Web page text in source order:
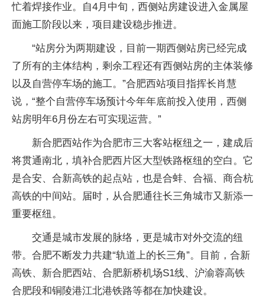
忙着焊接作业。自4月中旬，西侧站房建设进入金属屋
面施工阶段以来，项目建设稳步推进。
“站房分为两期建设，目前一期西侧站房已经完成
了所有的主体结构，剩余工程还有西侧站房的主体装修
以及自营停车场的施工。”合肥西站项目指挥长肖慧
说，“整个自营停车场预计今年年底前投入使用，西侧
站房明年6月份左右可实现运营。”
新合肥西站作为合肥市三大客站枢纽之一，建成后
将贯通南北，填补合肥西片区大型铁路枢纽的空白。它
是合安、合新高铁的起点站，也是合蚌、合福、商合杭
高铁的中间站。届时，从合肥通往长三角城市又新添一
重要枢纽。
交通是城市发展的脉络，更是城市对外交流的纽
带。合肥不断发力共建“轨道上的长三角”。目前，合新
高铁、新合肥西站、合肥新桥机场S1线、沪渝蓉高铁
合肥段和铜陵港江北港铁路等都在加快建设。